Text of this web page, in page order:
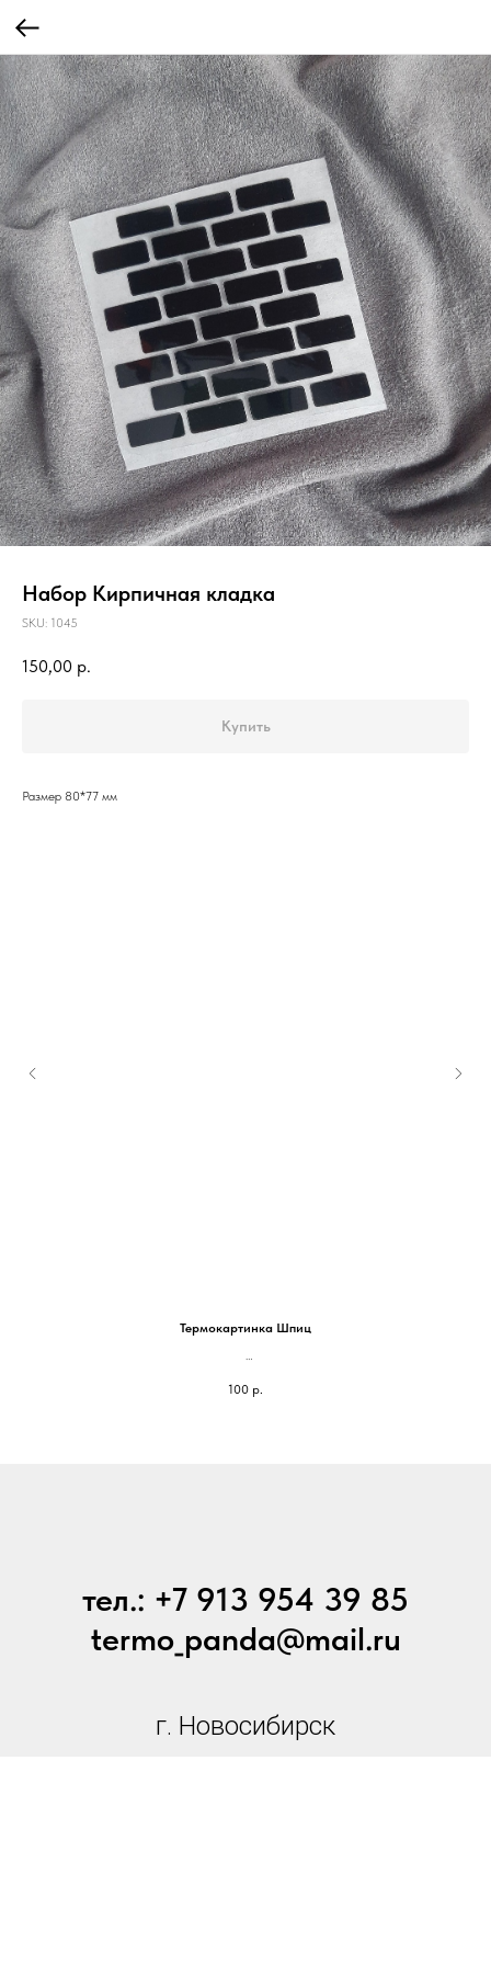
Набор Кирпичная кладка
SKU: 1045
150,00 р.
Купить
Размер 80*77 мм
Термокартинка Шпиц
На паспорт 75*75мм - 70 руб
100 р.
тел.: +7 913 954 39 85
termo_panda@mail.ru
г. Новосибирск